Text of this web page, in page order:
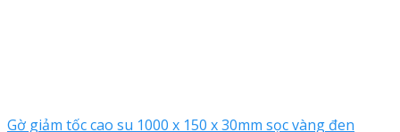
Gờ giảm tốc cao su 1000 x 150 x 30mm sọc vàng đen